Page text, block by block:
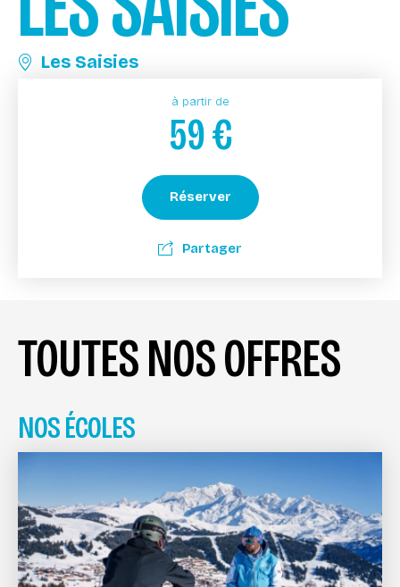
Les Saisies
à partir de
59€
Réserver
Partager
TOUTES NOS OFFRES
NOS ÉCOLES